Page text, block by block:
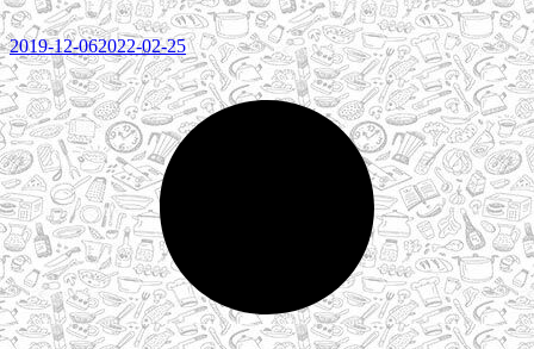
2019-12-062022-02-25